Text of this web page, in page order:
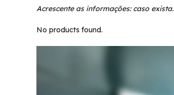
Acrescente as informações: caso exista.
No products found.